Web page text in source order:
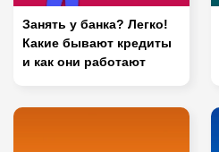
Занять у банка? Легко!
Какие бывают кредиты
и как они работают